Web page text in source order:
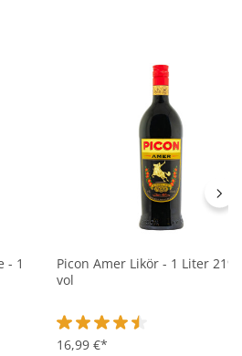
- 1
von 4.9 von 5 Sternen
Picon Amer Likör - 1 Liter 21%
vol
Durchschnittliche
16,99 €*